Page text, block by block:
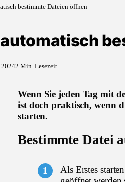
bestimmte Dateien öffnen
20242 Min. Lesezeit
Wenn Sie jeden Tag mit
ist doch praktisch, wenn
starten.
Bestimmte Datei
Als Erstes